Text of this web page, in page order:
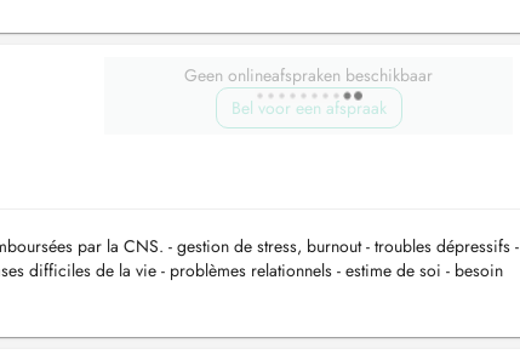
Geen onlineafspraken beschikbaar
Bel voor een afspraak
par la CNS. - gestion de stress, burnout - troubles dépressifs -
difficiles de la vie - problèmes relationnels - estime de soi - besoin